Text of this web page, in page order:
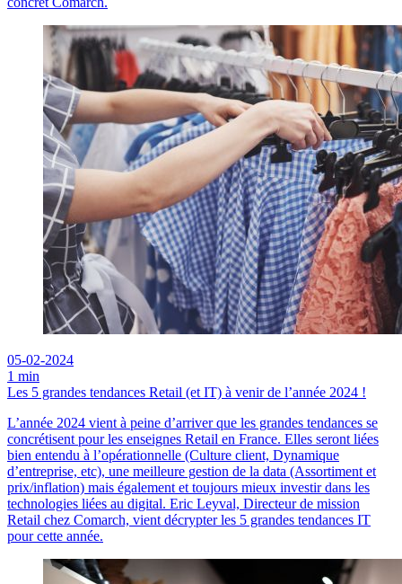
05-02-2024
1 min
Les 5 grandes tendances Retail (et IT) à venir de l’année 2024 !
L’année 2024 vient à peine d’arriver que les grandes tendances se
concrétisent pour les enseignes Retail en France. Elles seront liées
bien entendu à l’opérationnelle (Culture client, Dynamique
d’entreprise, etc), une meilleure gestion de la data (Assortiment et
prix/inflation) mais également et toujours mieux investir dans les
technologies liées au digital. Eric Leyval, Directeur de mission
Retail chez Comarch, vient décrypter les 5 grandes tendances IT
pour cette année.